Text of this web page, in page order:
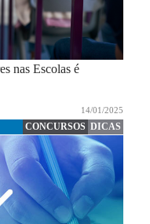
nas Escolas é
14/01/2025
CONCURSOS DICAS